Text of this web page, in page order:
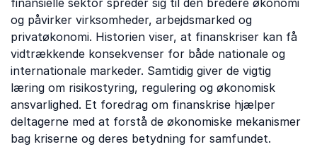
finansielle sektor spreder sig til den bredere økonomi
og påvirker virksomheder, arbejdsmarked og
privatøkonomi. Historien viser, at finanskriser kan få
vidtrækkende konsekvenser for både nationale og
internationale markeder. Samtidig giver de vigtig
læring om risikostyring, regulering og økonomisk
ansvarlighed. Et foredrag om finanskrise hjælper
deltagerne med at forstå de økonomiske mekanismer
bag kriserne og deres betydning for samfundet.